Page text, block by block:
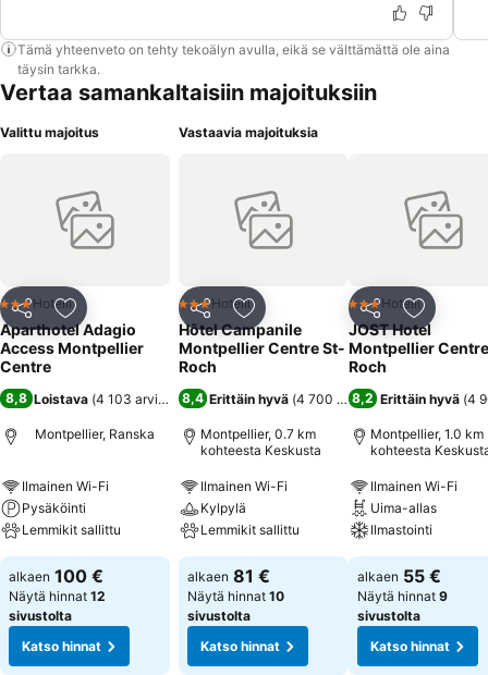
Tämä yhteenveto on tehty tekoälyn avulla, eikä se välttämättä ole aina
täysin tarkka.
Vertaa samankaltaisiin majoituksiin
Valittu majoitus
Jaa Lisää suosikkeihin
3 Tähtiluokitus
Hotelli
Aparthotel Adagio
Access Montpellier
Centre
8,8 Loistava (4 103 arviota )
Montpellier, Ranska
Ilmainen Wi-Fi
Pysäköinti
Lemmikit sallittu
alkaen 100 €
Näytä hinnat 12
sivustolta
Katso hinnat
Vastaavia majoituksia
Jaa Lisää suosikkeihin
3 Tähtiluokitus
Hotelli
Hôtel Campanile
Montpellier Centre St-
Roch
8,4 Erittäin hyvä (4 700 arviota )
Montpellier, 0.7 km
kohteesta Keskusta
Ilmainen Wi-Fi
Kylpylä
Lemmikit sallittu
alkaen 81 €
Näytä hinnat 10
sivustolta
Katso hinnat
Jaa Lisää
3 Tähtiluokitus
Hotelli
JOST Hotel
Montpellier
Roch
8,2 Erittäin hyvä (4
Montpellier, 1.0 km
kohteesta
Ilmainen Wi-Fi
Uima-allas
Ilmastointi
alkaen 55 €
Näytä hinnat 9
sivustolta
Katso hinnat